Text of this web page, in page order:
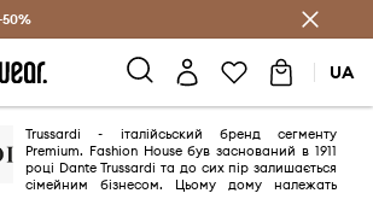
Заощаджуй з Answear Club
50%
UA
Trussardi - італійсьский бренд сегменту
Premium. Fashion House був заснований в 1911
році Dante Trussardi та до сих пір залишається
сімейним бізнесом. Цьому дому належать